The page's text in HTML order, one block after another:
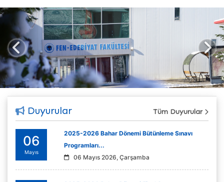
Önceki
Duyurular Tüm Duyurular
06
Mayıs
2025-2026 Bahar Dönemi Bütünleme Sınavı
Programları...
06 Mayıs 2026, Çarşamba